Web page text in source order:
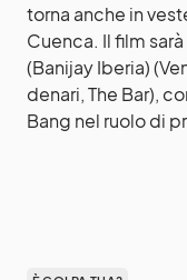
torna anche in
Cuenca. Il film
(Banijay Iberia)
denari, The Bar),
Bang nel ruolo di